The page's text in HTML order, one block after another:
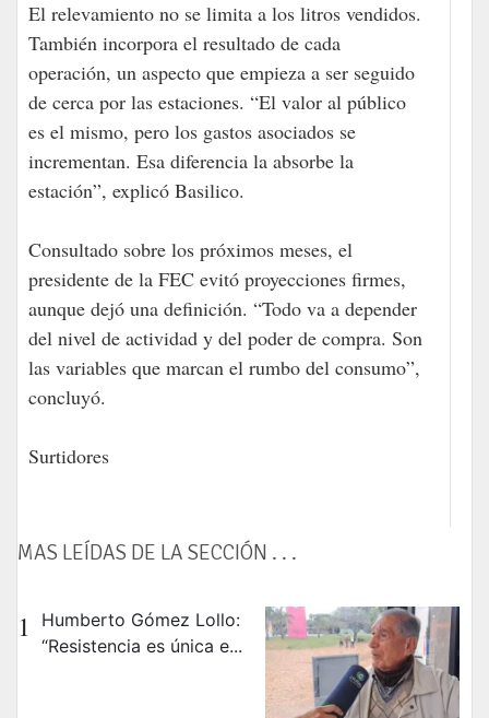
El relevamiento no se limita a los litros vendidos.
También incorpora el resultado de cada
operación, un aspecto que empieza a ser seguido
de cerca por las estaciones. “El valor al público
es el mismo, pero los gastos asociados se
incrementan. Esa diferencia la absorbe la
estación”, explicó Basilico.
Consultado sobre los próximos meses, el
presidente de la FEC evitó proyecciones firmes,
aunque dejó una definición. “Todo va a depender
del nivel de actividad y del poder de compra. Son
las variables que marcan el rumbo del consumo”,
concluyó.
Surtidores
MAS LEÍDAS DE LA SECCIÓN . . .
1
Humberto Gómez Lollo:
“Resistencia es única e...